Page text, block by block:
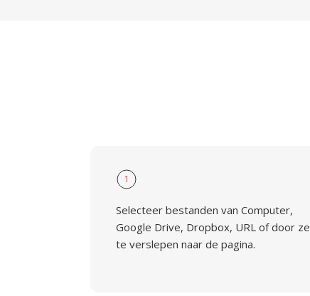
1
Selecteer bestanden van Computer,
Google Drive, Dropbox, URL of door ze
te verslepen naar de pagina.